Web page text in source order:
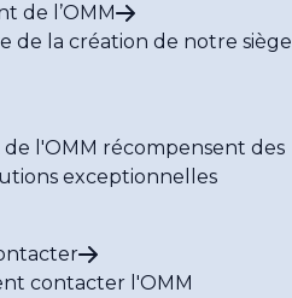
de l’OMM
de la création de notre siège
de l'OMM récompensent des
exceptionnelles
contacter l'OMM